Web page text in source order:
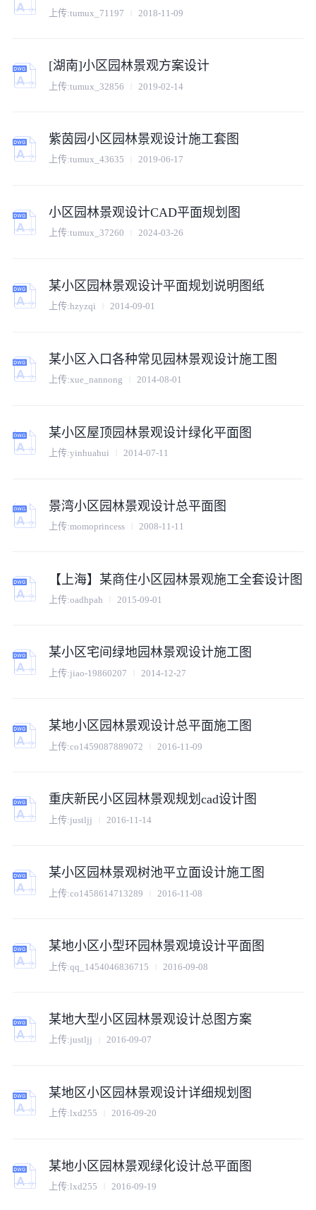
上传:tumux_71197 2018-11-09
[湖南]小区园林景观方案设计
上传:tumux_32856 2019-02-14
紫茵园小区园林景观设计施工套图
上传:tumux_43635 2019-06-17
小区园林景观设计CAD平面规划图
上传:tumux_37260 2024-03-26
某小区园林景观设计平面规划说明图纸
上传:hzyzqi 2014-09-01
某小区入口各种常见园林景观设计施工图
上传:xue_nannong 2014-08-01
某小区屋顶园林景观设计绿化平面图
上传:yinhuahui 2014-07-11
景湾小区园林景观设计总平面图
上传:momoprincess 2008-11-11
【上海】某商住小区园林景观施工全套设计图
上传:oadhpah 2015-09-01
某小区宅间绿地园林景观设计施工图
上传:jiao-19860207 2014-12-27
某地小区园林景观设计总平面施工图
上传:co1459087889072 2016-11-09
重庆新民小区园林景观规划cad设计图
上传:justljj 2016-11-14
某小区园林景观树池平立面设计施工图
上传:co1458614713289 2016-11-08
某地小区小型环园林景观境设计平面图
上传:qq_1454046836715 2016-09-08
某地大型小区园林景观设计总图方案
上传:justljj 2016-09-07
某地区小区园林景观设计详细规划图
上传:lxd255 2016-09-20
某地小区园林景观绿化设计总平面图
上传:lxd255 2016-09-19